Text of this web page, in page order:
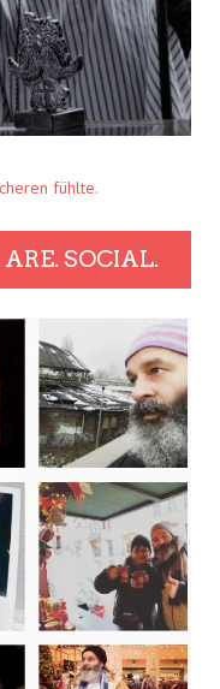
fühlte.
SOCIAL.